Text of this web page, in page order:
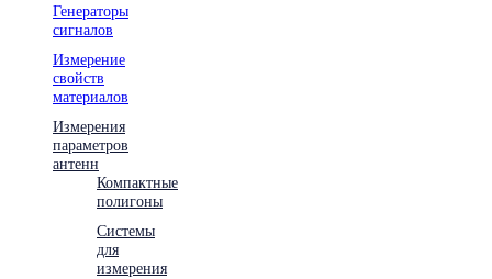
Генераторы
сигналов
Измерение
свойств
материалов
Измерения
параметров
антенн
Компактные
полигоны
Системы
для
измерения